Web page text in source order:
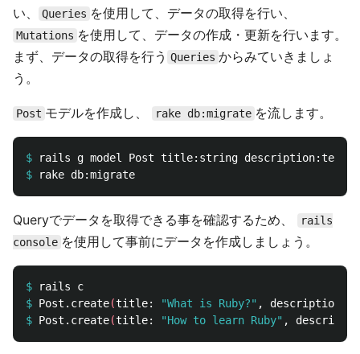
い、
Queries を使用して、データの取得を行い、
Mutations を使用して、データの作成・更新を行います。
まず、データの取得を行う Queries からみていきましょ
う。
Post モデルを作成し、 rake db:migrate を流します。
$
$
Queryでデータを取得できる事を確認するため、
rails
console を使用して事前にデータを作成しましょう。
$
$ Post.create(title: "What is Ruby?" , description:
$ Post.create(title: "How to learn Ruby" ,